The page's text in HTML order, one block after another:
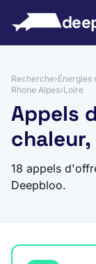
Recherche›Énergies
Rhone Alpes›Loire
Appels
18 appels
Deepbloo.